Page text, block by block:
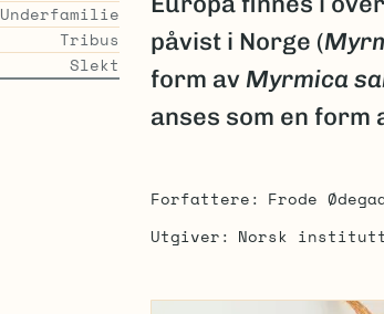
Underfamilie
Tribus
Slekt
påvist i Norge (
form av Myrmica
anses som en form
Forfattere Frode
Utgiver
Norsk